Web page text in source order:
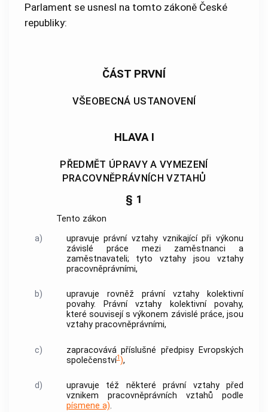
Parlament se usnesl na tomto zákoně České
republiky:
ČÁST PRVNÍ
VŠEOBECNÁ USTANOVENÍ
HLAVA I
PŘEDMĚT ÚPRAVY A VYMEZENÍ
PRACOVNĚPRÁVNÍCH VZTAHŮ
§ 1
Tento zákon
a)
upravuje právní vztahy vznikající při výkonu
závislé práce mezi zaměstnanci a
zaměstnavateli; tyto vztahy jsou vztahy
pracovněprávními,
b)
upravuje rovněž právní vztahy kolektivní
povahy. Právní vztahy kolektivní povahy,
které souvisejí s výkonem závislé práce, jsou
vztahy pracovněprávními,
c)
zapracovává příslušné předpisy Evropských
společenství1),
d)
upravuje též některé právní vztahy před
vznikem pracovněprávních vztahů podle
písmene a).